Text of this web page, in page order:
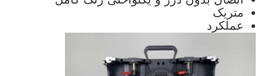
متریک
عملکرد